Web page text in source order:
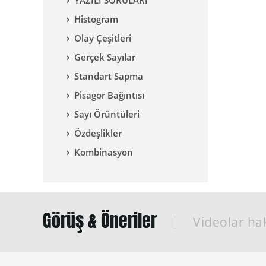
Histogram
Olay Çeşitleri
Gerçek Sayılar
Standart Sapma
Pisagor Bağıntısı
Sayı Örüntüleri
Özdeşlikler
Kombinasyon
Görüş & Öneriler Videolar